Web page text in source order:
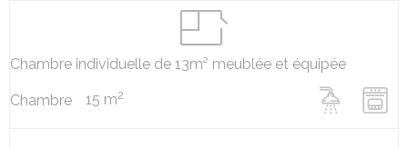
Chambre individuelle de 13m² meublée et équipée
Chambre 15 m2